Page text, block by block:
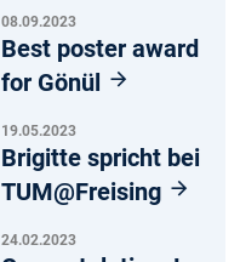
08.09.2023
Best poster award
for Gönül
19.05.2023
Brigitte spricht bei
TUM@Freising
24.02.2023